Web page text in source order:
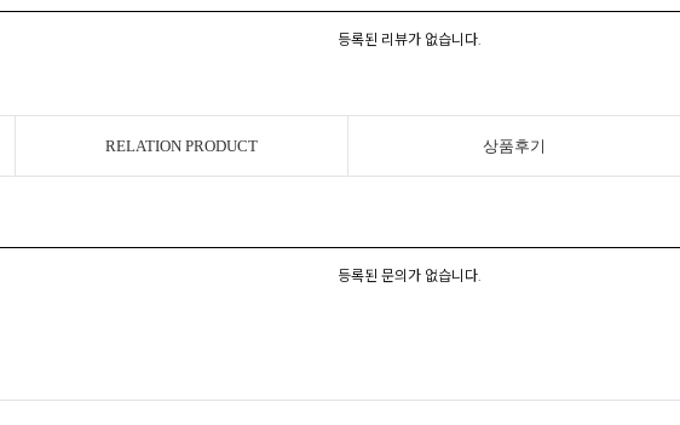
등록된 리뷰가 없습니다.
RELATION PRODUCT 상품후기
등록된 문의가 없습니다.